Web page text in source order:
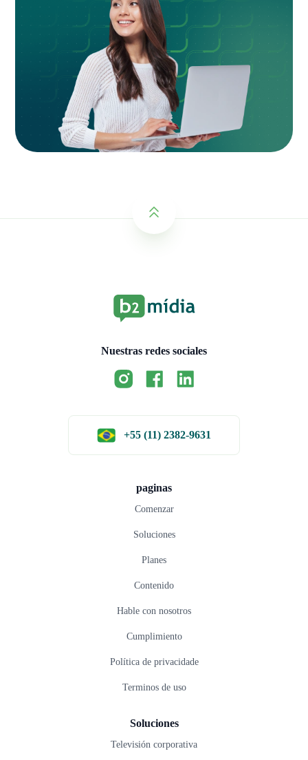
Nuestras redes sociales
paginas
Comenzar
Soluciones
Planes
Contenido
Hable con nosotros
Cumplimiento
Política de privacidade
Terminos de uso
Soluciones
Televisión corporativa
+55 (11) 2382-9631